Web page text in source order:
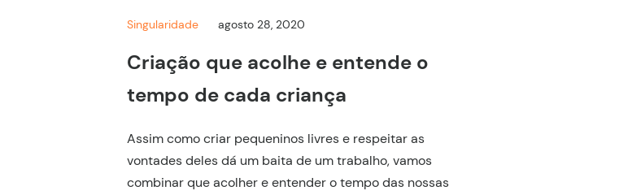
Singularidade agosto 28, 2020
Criação que acolhe e entende o
tempo de cada criança
Assim como criar pequeninos livres e respeitar as
vontades deles dá um baita de um trabalho, vamos
combinar que acolher e entender o tempo das nossas